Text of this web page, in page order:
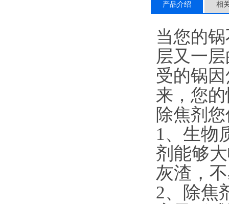
产品介绍 相
当您的
层又一
受的锅
来，您
除焦剂
1、生物
剂能够
灰渣，
2、除焦